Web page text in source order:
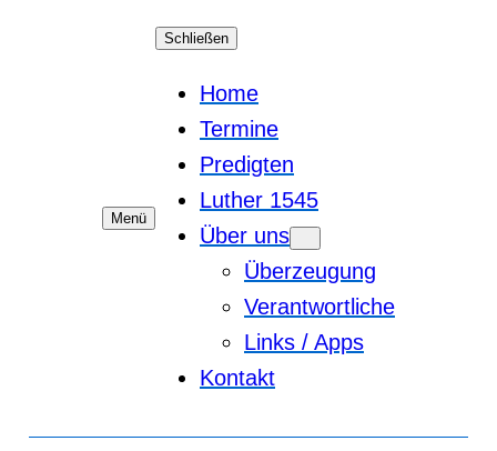
Menü
Schließen
Home
Termine
Predigten
Luther 1545
Über uns
Überzeugung
Verantwortliche
Links / Apps
Kontakt